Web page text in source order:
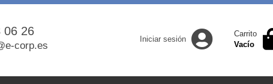
06 26
corp.es
Iniciar sesión
Carrito
Vacío